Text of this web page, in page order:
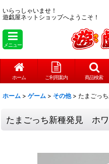
いらっしゃいませ！
遊戯屋ネットショップへようこそ！
メニュー
ホーム ご利用案内 商品検索
ホーム > ゲーム > その他 > たまごっ
たまごっち新種発見 ホ